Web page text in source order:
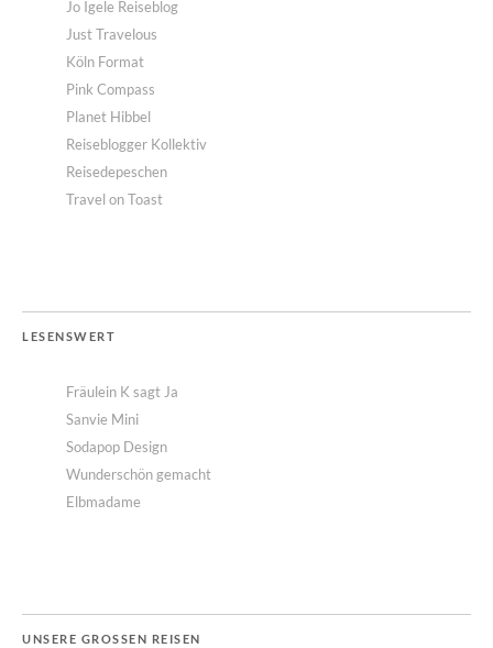
Jo Igele Reiseblog
Just Travelous
Köln Format
Pink Compass
Planet Hibbel
Reiseblogger Kollektiv
Reisedepeschen
Travel on Toast
LESENSWERT
Fräulein K sagt Ja
Sanvie Mini
Sodapop Design
Wunderschön gemacht
Elbmadame
UNSERE GROSSEN REISEN